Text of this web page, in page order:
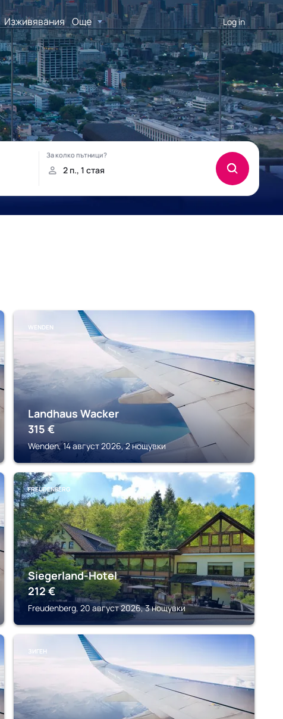
Изживявания Още Log in
WENDEN
Landhaus Wacker
315 €
Wenden, 14 август 2026, 2 нощувки
FREUDENBERG
Siegerland-Hotel
212€
Freudenberg, 20 август 2026, 3 нощувки
ЗИГЕН